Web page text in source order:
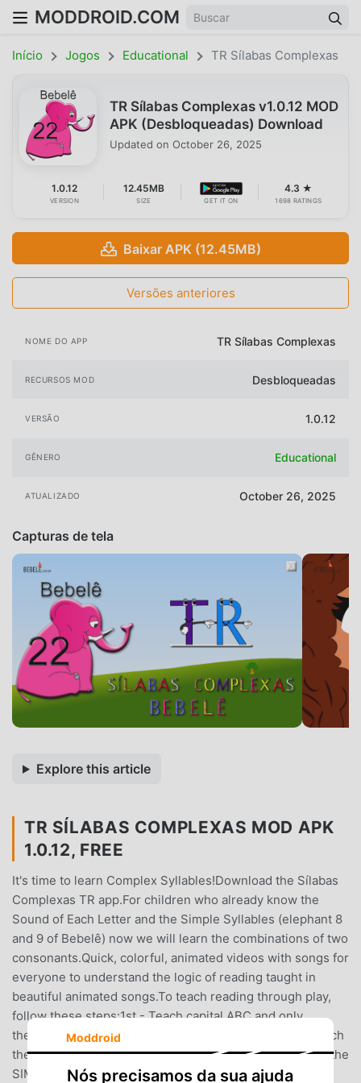
MODDROID.COM
Início Jogos Educational TR Sílabas Complexas
TR Sílabas Complexas v1.0.12 MOD
APK (Desbloqueadas) Download
Updated on October 26, 2025
1.0.12
VERSION
12.45MB
SIZE GET IT ON
4.3 ★
1698 RATINGS
Baixar APK (12.45MB)
Versões anteriores
NOME DO APP TR Sílabas Complexas
RECURSOS MOD Desbloqueadas
VERSÃO 1.0.12
GÊNERO Educational
ATUALIZADO October 26, 2025
Capturas de tela
Explore this article
TR SÍLABAS COMPLEXAS MOD APK
1.0.12, FREE
It's time to learn Complex Syllables!Download the Sílabas
Complexas TR app.For children who already know the
Sound of Each Letter and the Simple Syllables (elephant 8
and 9 of Bebelê) now we will learn the combinations of two
consonants.Quick, colorful, animated videos with songs for
everyone to understand the logic of reading taught in
beautiful animated songs.To teach reading through play,
follow these steps:1st - Teach capital ABC and only
then2nd - Teach lowercase ABC and only then3rd - Teach
the SOUND OF EACH LETTER and only then4th - Teach the
SIMPLE SYLLABLES and only then5th - Teach COMPLEX
Moddroid
Nós precisamos da sua ajuda